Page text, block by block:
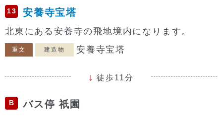
13 安養寺宝塔
北東にある安養寺の飛地境内になります。
重文 建造物 安養寺宝塔
徒歩11分
B バス停 祇園